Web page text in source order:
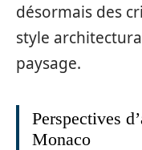
désormais des
style
paysage.
Perspectives
Monaco